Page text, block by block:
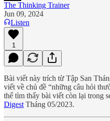
The Thinking Trainer
Jun 09, 2024
Listen
1
Bài viết này trích từ Tập San
viết về chủ đề “những câu hỏi
thể tìm thấy bài viết còn lại trong
Digest Tháng 05/2023.